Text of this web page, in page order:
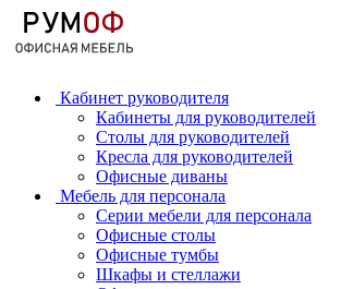
Кабинет руководителя
Кабинеты для руководителей
Столы для руководителей
Кресла для руководителей
Офисные диваны
Мебель для персонала
Серии мебели для персонала
Офисные столы
Офисные тумбы
Шкафы и стеллажи